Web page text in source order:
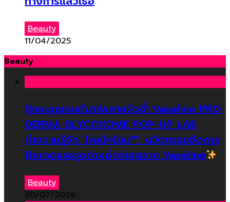
Beauty
11/04/2025
Beauty
ปักหมุดแลนด์มาร์คสายบิวตี้! Vaseline PRO
DERMA GLYCOXOME POP-UP LAB
ทำความรู้จัก ‘ไกลโคโซม™’ นวัตกรรมจัดการ
ฝ้าแดดและจุดด่างดำล่าสุดจาก Vaseline
Beauty
30/07/2026